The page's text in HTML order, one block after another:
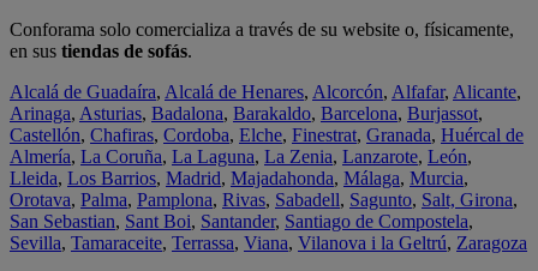
Conforama solo comercializa a través de su website o, físicamente,
en sus tiendas de sofás.
Alcalá de Guadaíra, Alcalá de Henares, Alcorcón, Alfafar, Alicante,
Arinaga, Asturias, Badalona, Barakaldo, Barcelona, Burjassot,
Castellón, Chafiras, Cordoba, Elche, Finestrat, Granada, Huércal de
Almería, La Coruña, La Laguna, La Zenia, Lanzarote, León,
Lleida, Los Barrios, Madrid, Majadahonda, Málaga, Murcia,
Orotava, Palma, Pamplona, Rivas, Sabadell, Sagunto, Salt, Girona,
San Sebastian, Sant Boi, Santander, Santiago de Compostela,
Sevilla, Tamaraceite, Terrassa, Viana, Vilanova i la Geltrú, Zaragoza